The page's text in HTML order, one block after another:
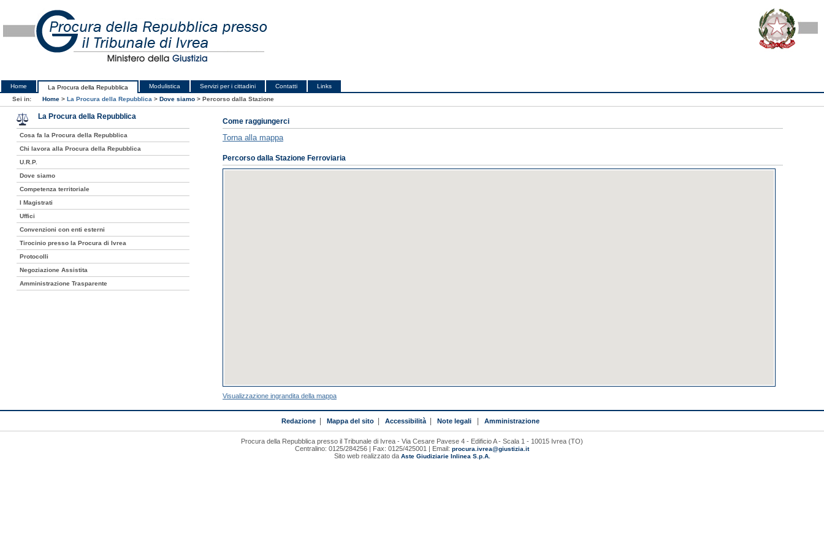
Home La Procura della Repubblica Modulistica Servizi per i cittadini Contatti
Links
Sei in:
Home > La Procura della Repubblica > Dove siamo > Percorso dalla Stazione
Come raggiungerci
Torna alla mappa
Percorso dalla Stazione Ferroviaria
Visualizzazione ingrandita della mappa
La Procura della Repubblica
Cosa fa la Procura della Repubblica
Chi lavora alla Procura della Repubblica
U.R.P.
Dove siamo
Competenza territoriale
I Magistrati
Uffici
Convenzioni con enti esterni
Tirocinio presso la Procura di Ivrea
Protocolli
Negoziazione Assistita
Amministrazione Trasparente
Redazione| Mappa del sito| Accessibilità| Note legali| Amministrazione
Procura della Repubblica presso il Tribunale di Ivrea - Via Cesare Pavese 4 - Edificio A - Scala 1 - 10015 Ivrea (TO)
Centralino: 0125/284256 | Fax: 0125/425001 | Email: procura.ivrea@giustizia.it
Sito web realizzato da Aste Giudiziarie Inlinea S.p.A.